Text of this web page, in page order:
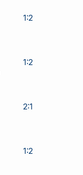
1:2
1:2
2:1
1:2